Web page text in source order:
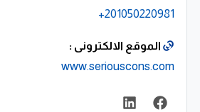
201050220981+
الموقع الالكترونى :
www.seriouscons.com